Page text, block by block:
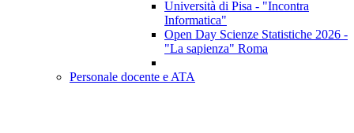
Università di Pisa - "Incontra
Informatica"
Open Day Scienze Statistiche 2026 -
"La sapienza" Roma
Personale docente e ATA